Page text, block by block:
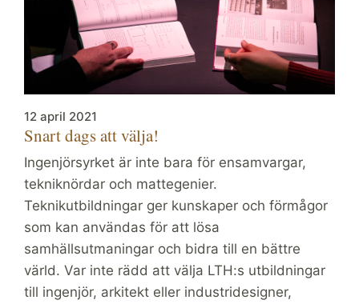
12 april 2021
Snart dags att välja!
Ingenjörsyrket är inte bara för ensamvargar,
tekniknördar och mattegenier.
Teknikutbildningar ger kunskaper och förmågor
som kan användas för att lösa
samhällsutmaningar och bidra till en bättre
värld. Var inte rädd att välja LTH:s utbildningar
till ingenjör, arkitekt eller industridesigner,